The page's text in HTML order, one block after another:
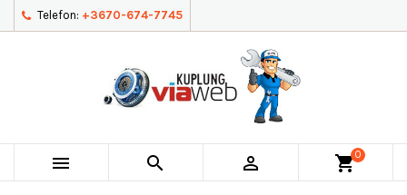
Telefon: +3670-674-7745
   shopping_cart0